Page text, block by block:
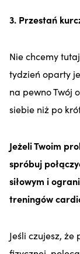
3. Przestań
Nie chcemy
tydzień oparty
na pewno Twój
siebie niż po
Jeżeli Twoim
spróbuj
siłowym i
treningów
Jeśli czujesz,